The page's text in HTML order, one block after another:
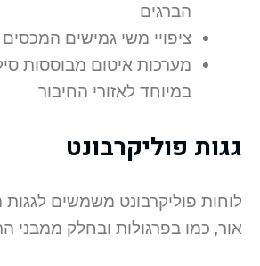
הברגים
ציפויי משי גמישים
מערכות איטום מבוססות
במיוחד לאזורי החיבור
גגות פוליקרבונט
לוחות פוליקרבונט משמשים
אור, כמו בפרגולות ובחלק ממבני